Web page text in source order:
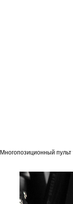
Многопозиционный